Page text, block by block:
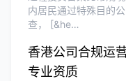
内居民通过特殊目的
查， [&he…
香港公司合规运
专业资质